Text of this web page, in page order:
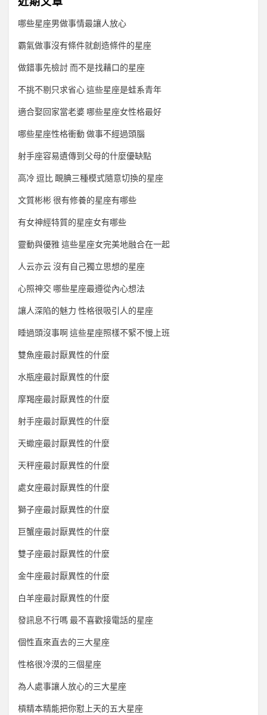
哪些星座男做事情最讓人放心
霸氣做事沒有條件就創造條件的星座
做錯事先檢討 而不是找藉口的星座
不挑不剔只求省心 這些星座是蛙系青年
適合娶回家當老婆 哪些星座女性格最好
哪些星座性格衝動 做事不經過頭腦
射手座容易遺傳到父母的什麼優缺點
高冷 逗比 靦腆三種模式隨意切換的星座
文質彬彬 很有修養的星座有哪些
有女神經特質的星座女有哪些
靈動與優雅 這些星座女完美地融合在一起
人云亦云 沒有自己獨立思想的星座
心照神交 哪些星座最遵從內心想法
讓人深陷的魅力 性格很吸引人的星座
睡過頭沒事啊 這些星座照樣不緊不慢上班
雙魚座最討厭異性的什麼
水瓶座最討厭異性的什麼
摩羯座最討厭異性的什麼
射手座最討厭異性的什麼
天蠍座最討厭異性的什麼
天秤座最討厭異性的什麼
處女座最討厭異性的什麼
獅子座最討厭異性的什麼
巨蟹座最討厭異性的什麼
雙子座最討厭異性的什麼
金牛座最討厭異性的什麼
白羊座最討厭異性的什麼
發訊息不行嗎 最不喜歡接電話的星座
個性直來直去的三大星座
性格很冷漠的三個星座
為人處事讓人放心的三大星座
槓精本精能把你懟上天的五大星座